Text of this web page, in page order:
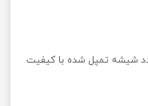
شیشه تمپل شده با کیفیت